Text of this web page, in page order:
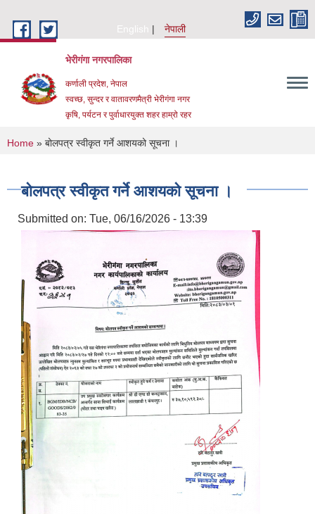
English
नेपाली
भेरीगंगा नगरपालिका
कर्णाली प्रदेश, नेपाल
स्वच्छ, सुन्दर र वातावरणमैत्री भेरीगंगा नगर
कृषि, पर्यटन र पुर्वाधारयुक्त शहर हाम्रो रहर
You are here
Home » बोलपत्र स्वीकृत गर्ने आशयको सूचना ।
बोलपत्र स्वीकृत गर्ने आशयको सूचना ।
Submitted on: Tue, 06/16/2026 - 13:39